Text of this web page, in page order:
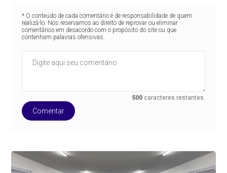
* O conteúdo de cada comentário é de responsabilidade de quem
realizá-lo. Nos reservamos ao direito de reprovar ou eliminar
comentários em desacordo com o propósito do site ou que
contenham palavras ofensivas.
500 caracteres restantes.
Comentar